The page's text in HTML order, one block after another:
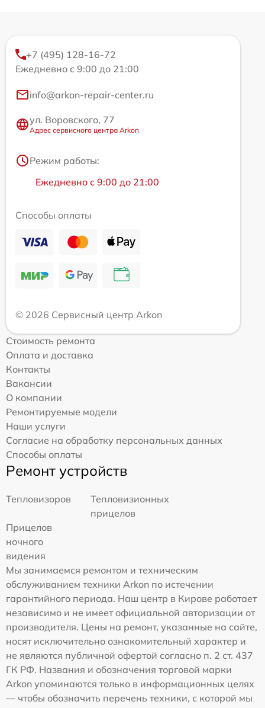
+7 (495) 128-16-72
Ежедневно с 9:00 до 21:00
info@arkon-repair-center.ru
ул. Воровского, 77
Адрес сервисного центра Arkon
Режим работы:
Ежедневно с 9:00 до 21:00
Способы оплаты
© 2026 Сервисный центр Arkon
Стоимость ремонта
Оплата и доставка
Контакты
Вакансии
О компании
Ремонтируемые модели
Наши услуги
Согласие на обработку персональных данных
Способы оплаты
Ремонт устройств
Тепловизоров
Тепловизионных
прицелов
Прицелов
ночного
видения
Мы занимаемся ремонтом и техническим
обслуживанием техники Arkon по истечении
гарантийного периода. Наш центр в Кирове работает
независимо и не имеет официальной авторизации от
производителя. Цены на ремонт, указанные на сайте,
носят исключительно ознакомительный характер и
не являются публичной офертой согласно п. 2 ст. 437
ГК РФ. Названия и обозначения торговой марки
Arkon упоминаются только в информационных целях
— чтобы обозначить перечень техники, с которой мы